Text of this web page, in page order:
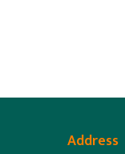
Address